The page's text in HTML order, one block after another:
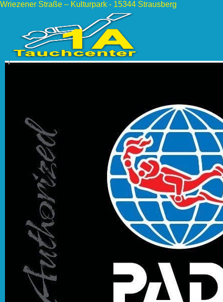
Wriezener Straße – Kulturpark - 15344 Strausberg